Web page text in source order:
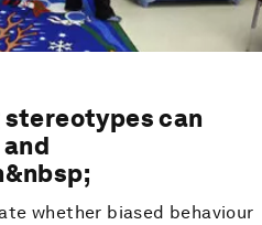
stereotypes can
whether biased behaviour